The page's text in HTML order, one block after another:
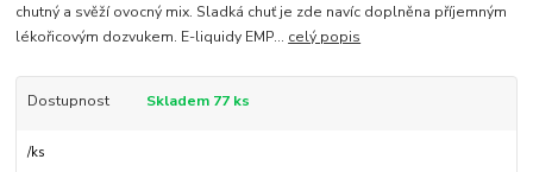
chutný a svěží ovocný mix. Sladká chuť je zde navíc doplněna příjemným
lékořicovým dozvukem. E-liquidy EMP... celý popis
Dostupnost Skladem 77 ks
/ks